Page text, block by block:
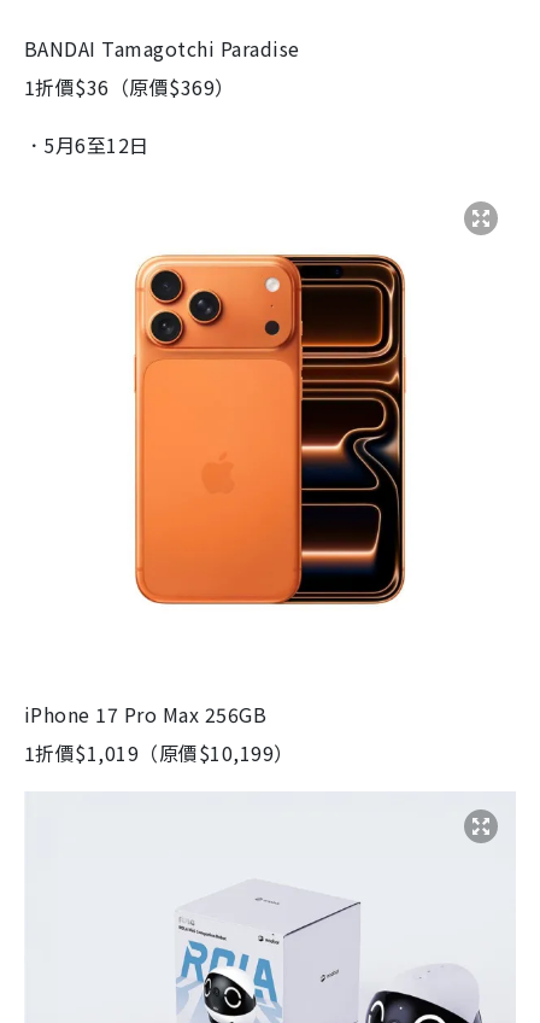
BANDAI Tamagotchi Paradise
1折價$36（原價$369）
．5月6至12日
iPhone 17 Pro Max 256GB
1折價$1,019（原價$10,199）